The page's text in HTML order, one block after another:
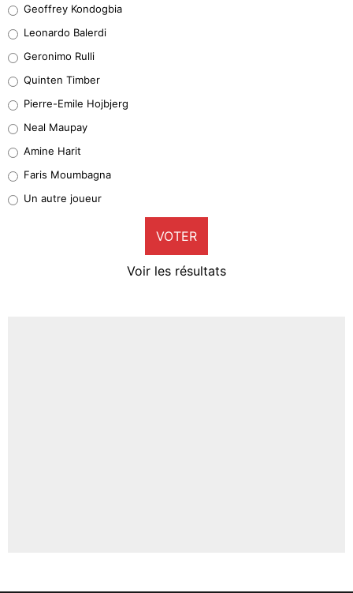
38%
32%
5%
1%
9%
Geoffrey Kondogbia
Leonardo Balerdi
Geronimo Rulli
Quinten Timber
Pierre-Emile Hojbjerg
Neal Maupay
Amine Harit
Faris Moumbagna
Un autre joueur
VOTER
Voir les résultats